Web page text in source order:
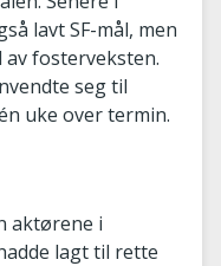
lavt SF-mål, men
fosterveksten.
seg til
uke over termin.
aktørene i
lagt til rette